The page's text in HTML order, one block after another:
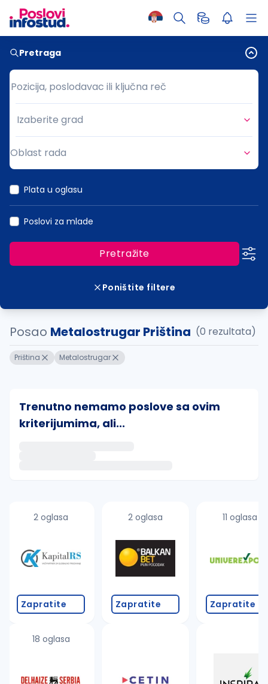
Pretraga
Pozicija, poslodavac ili ključna reč
Pozicija, poslodavac ili ključna reč
Grad
Izaberite grad
Oblast rada
Plata u oglasu
Poslovi za mlade
Pretražite
Poništite filtere
Posao Metalostrugar Priština (0 rezultata)
Priština Metalostrugar
Trenutno nemamo poslove sa ovim
kriterijumima, ali...
Takođe možete da:
proverite pravopisne greške (koristite č, ć, š, đ,
promenite odabrane filtere pretrage
2 oglasa
Zapratite
18 oglasa
2 oglasa
Zapratite
11 oglasa
Zapratite